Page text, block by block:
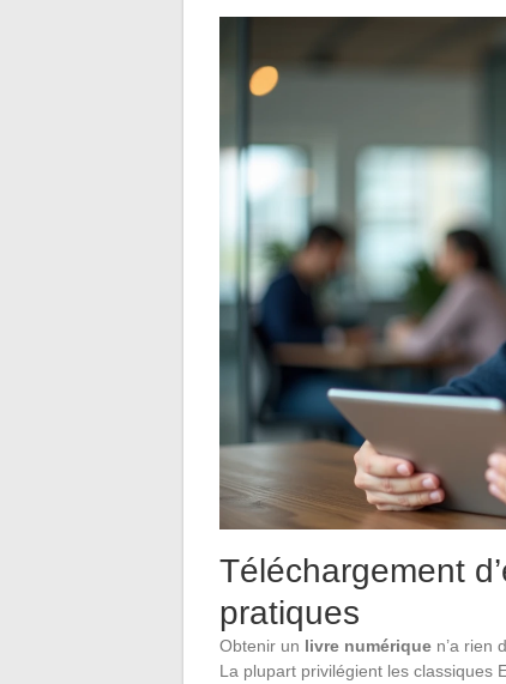
Téléchargement
pratiques
Obtenir un livre numérique n’a rien
La plupart privilégient les classiques